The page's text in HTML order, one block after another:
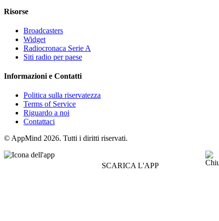
Risorse
Broadcasters
Widget
Radiocronaca Serie A
Siti radio per paese
Informazioni e Contatti
Politica sulla riservatezza
Terms of Service
Riguardo a noi
Contattaci
© AppMind 2026. Tutti i diritti riservati.
SCARICA L'APP